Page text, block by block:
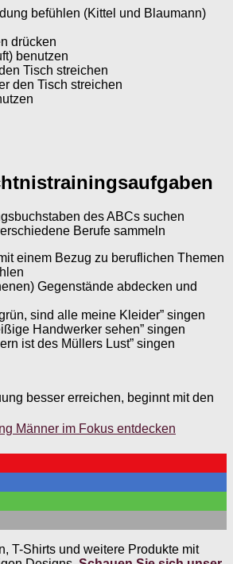
befühlen (Kittel und Blaumann)
drücken
benutzen
Tisch streichen
den Tisch streichen
des ABCs suchen
Berufe sammeln
einem Bezug zu beruflichen Themen
Gegenstände abdecken und
sind alle meine Kleider” singen
Handwerker sehen” singen
ist des Müllers Lust” singen
besser erreichen, beginnt mit den
Männer im Fokus entdecken
T-Shirts und weitere Produkte mit